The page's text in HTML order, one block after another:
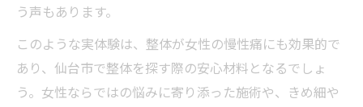
う声もあります。
このような実体験は、整体が女性の慢性痛にも効果的で
あり、仙台市で整体を探す際の安心材料となるでしょ
う。女性ならではの悩みに寄り添った施術や、きめ細や